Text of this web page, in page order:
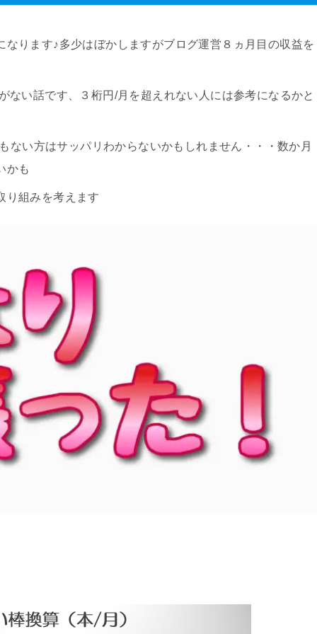
ります♪多少はぼかしますがブログ運営８ヵ月目の収益を
ない話です、３桁円/月を超えれない人には参考になるかと
ない方はサッパリわからないかもしれません・・・数か月
かも
り組みを考えます